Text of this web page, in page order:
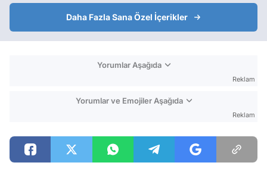
Daha Fazla Sana Özel İçerikler
Yorumlar Aşağıda
Reklam
Yorumlar ve Emojiler Aşağıda
Reklam